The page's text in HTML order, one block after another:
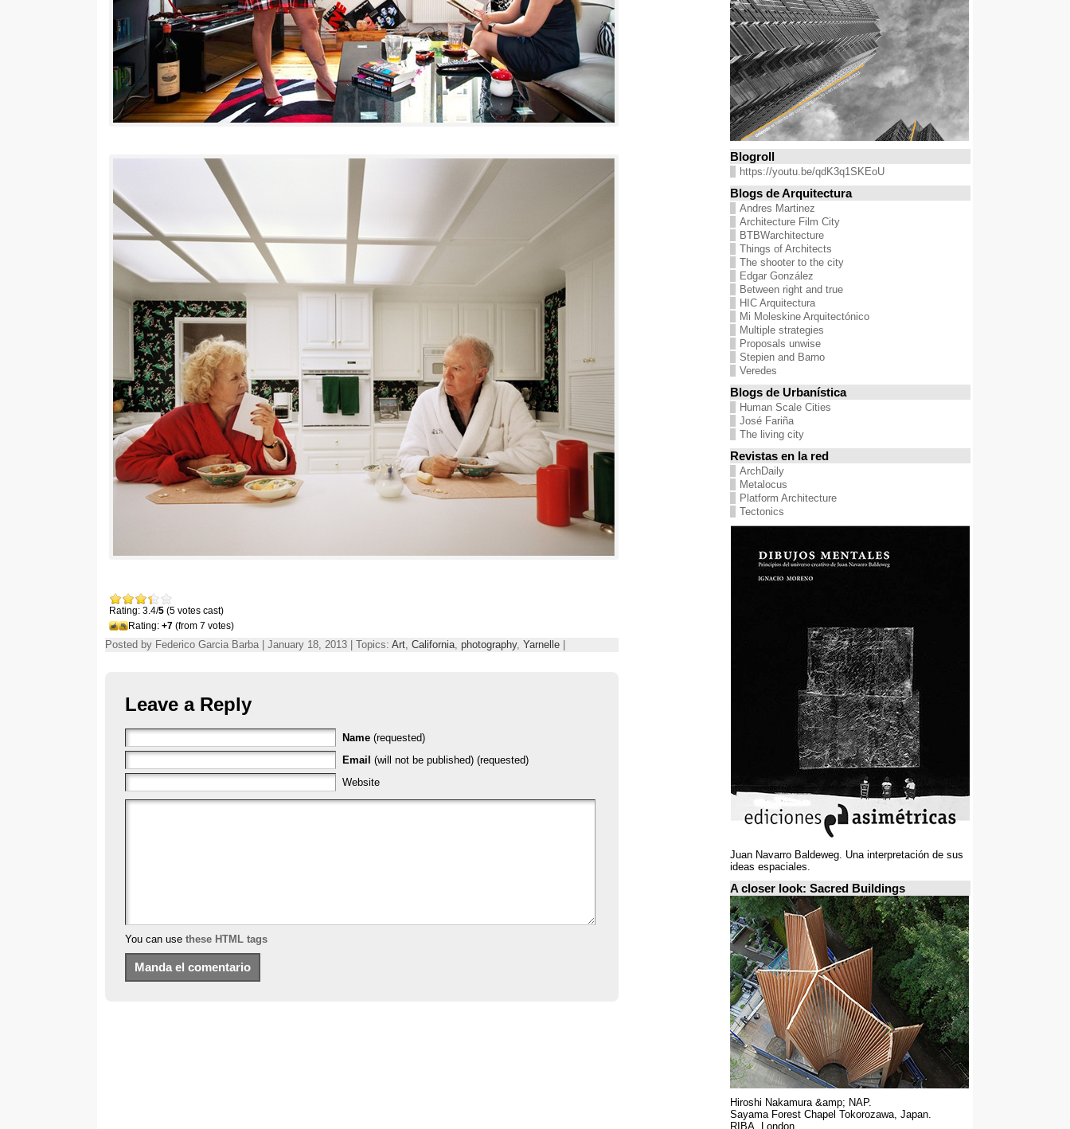
Rating: 3.4/5 (5 votes cast)
Rating: +7 (from 7 votes)
Posted by Federico Garcia Barba | January 18, 2013 | Topics: Art California photography, Yarnelle
Leave a Reply
Name (requested)
Email (will not be published) (requested)
Website
You can use these HTML tags
Blogroll
https://youtu.be/qdK3q1SKEoU
Blogs de Arquitectura
Andres Martinez
Architecture Film City
BTBWarchitecture
Things of Architects
The shooter to the city
Edgar González
Between right and true
HIC Arquitectura
Mi Moleskine Arquitectónico
Multiple strategies
Proposals unwise
Stepien and Barno
Veredes
Blogs de Urbanística
Human Scale Cities
José Fariña
The living city
Revistas en la red
ArchDaily
Metalocus
Platform Architecture
Tectonics
Juan Navarro Baldeweg. Una interpretación de sus
ideas espaciales.
A closer look: Sacred Buildings
Hiroshi Nakamura &amp; NAP.
Sayama Forest Chapel Tokorozawa, Japan.
RIBA, London.